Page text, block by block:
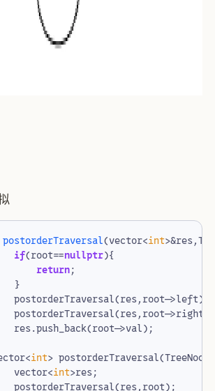
postorderTraversal(vector<int>&res,
if(root==nullptr){
return;
}
postorderTraversal(res,root->left);
postorderTraversal(res,root->right
res.push_back(root->val);
<int> postorderTraversal(TreeNode
vector<int>res;
postorderTraversal(res,root);